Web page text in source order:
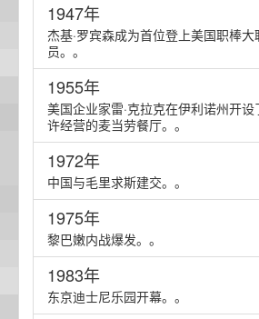
1947年
杰基·罗宾森成为首位登上美国职棒
员。。
1955年
美国企业家雷·克拉克在伊利诺州开
许经营的麦当劳餐厅。。
1972年
中国与毛里求斯建交。。
1975年
黎巴嫩内战爆发。。
1983年
东京迪士尼乐园开幕。。